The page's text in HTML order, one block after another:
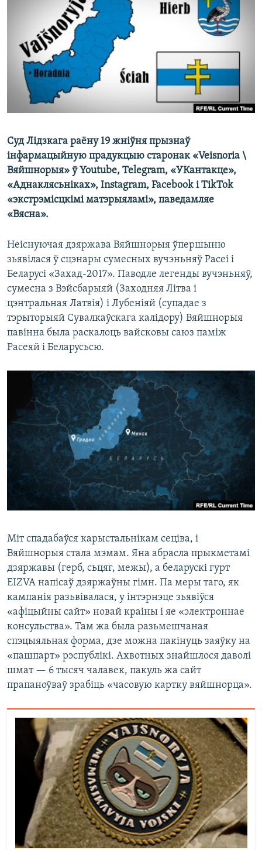
КАЛЯНДАР
НА ХВАЛЯХ СВАБОДЫ
Суд Лідзкага раёну 19 жніўня прызнаў
інфармацыйную прадукцыю старонак «Veisnoria \
Вяйшнорыя» ў Youtube, Telegram, «УКантакце»,
«Аднаклясьніках», Instagram, Facebook і TikTok
«экстрэмісцкімі матэрыяламі», паведамляе
«Вясна».
Неіснуючая дзяржава Вяйшнорыя ўпершыню
зьявілася ў сцэнары сумесных вучэньняў Расеі і
Беларусі «Захад-2017». Паводле легенды вучэньняў,
сумесна з Вэйсбарыяй (Заходняя Літва і
цэнтральная Латвія) і Лубеніяй (супадае з
тэрыторыяй Сувалкаўскага калідору) Вяйшнорыя
павінна была раскалоць вайсковы саюз паміж
Расеяй і Беларусьсю.
Міт спадабаўся карыстальнікам сеціва, і
Вяйшнорыя стала мэмам. Яна абрасла прыкметамі
дзяржавы (герб, сьцяг, межы), а беларускі гурт
EIZVA напісаў дзяржаўны гімн. Па меры таго, як
кампанія разьвівалася, у інтэрнэце зьявіўся
«афіцыйны сайт» новай краіны і яе «электроннае
консульства». Там жа была разьмешчаная
спэцыяльная форма, дзе можна пакінуць заяўку на
«пашпарт» рэспублікі. Ахвотных знайшлося даволі
шмат — 6 тысяч чалавек, пакуль жа сайт
прапаноўваў зрабіць «часовую картку вяйшнорца».